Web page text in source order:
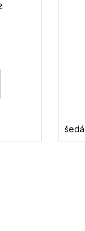
šedá